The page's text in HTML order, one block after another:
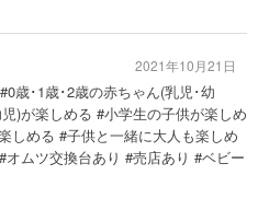
歳･1歳･2歳の赤ちゃん(乳児･幼
)が楽しめる #小学生の子供が楽しめ
しめる #子供と一緒に大人も楽しめ
ムツ交換台あり #売店あり #ベビー
2021年10月21日